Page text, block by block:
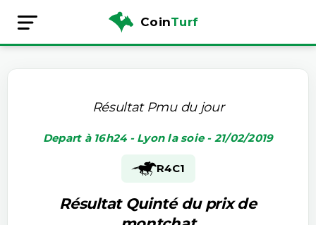
CoinTurf
Résultat Pmu du jour
Depart à 16h24 - Lyon la soie - 21/02/2019
R4C1
Résultat Quinté du prix de